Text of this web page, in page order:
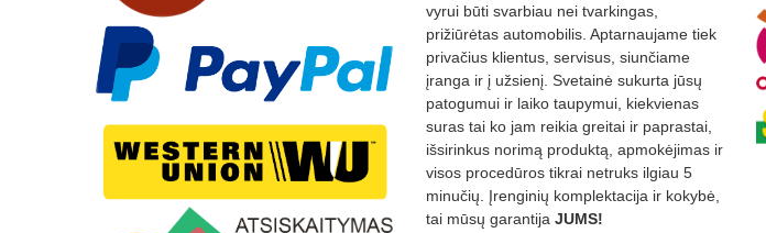
vyrui būti svarbiau nei tvarkingas,
prižiūrėtas automobilis. Aptarnaujame tiek
privačius klientus, servisus, siunčiame
įranga ir į užsienį. Svetainė sukurta jūsų
patogumui ir laiko taupymui, kiekvienas
suras tai ko jam reikia greitai ir paprastai,
išsirinkus norimą produktą, apmokėjimas ir
visos procedūros tikrai netruks ilgiau 5
minučių. Įrenginių komplektacija ir kokybė,
tai mūsų garantija JUMS!